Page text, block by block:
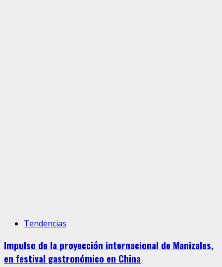
Tendencias
Impulso de la proyección internacional de Manizales,
en festival gastronómico en China